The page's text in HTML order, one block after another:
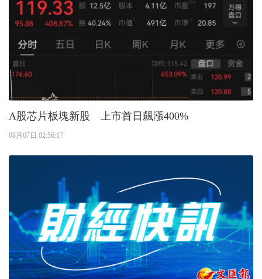
A股芯片板塊新股 上市首日飆漲400%
08月07日 02:56:17